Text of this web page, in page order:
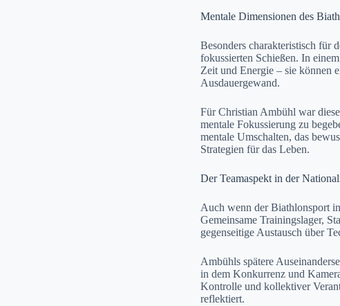
Mentale Dimensionen des
Besonders charakteristisch für
fokussierten Schießen. In
Zeit und Energie – sie können
Ausdauergewand.
Für Christian Ambühl war
mentale Fokussierung zu
mentale Umschalten, das
Strategien für das Leben.
Der Teamaspekt in der
Auch wenn der Biathlonsport
Gemeinsame Trainingslager,
gegenseitige Austausch über
Ambühls spätere
in dem Konkurrenz und
Kontrolle und kollektiver
reflektiert.